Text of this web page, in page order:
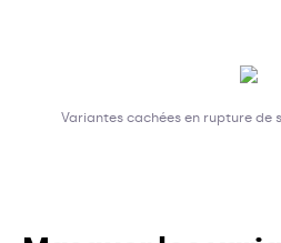
Variantes cachées en rupture de